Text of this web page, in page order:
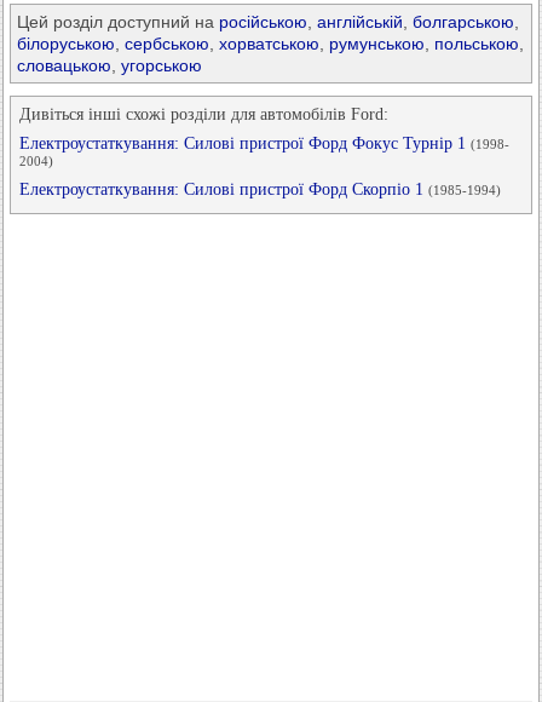
Цей розділ доступний на російською англійській болгарською
білоруською сербською хорватською румунською польською
словацькою угорською
Дивіться інші схожі розділи для автомобілів Ford:
Електроустаткування: Силові пристрої Форд Фокус Турнір 1 (1998-
2004)
Електроустаткування: Силові пристрої Форд Скорпіо 1 (1985-1994)